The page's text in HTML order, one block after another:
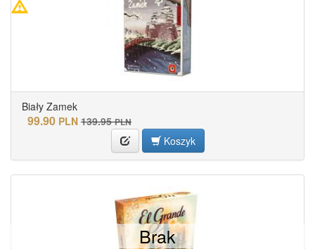
Biały Zamek
99.90 PLN 139.95 PLN
Koszyk
Brak